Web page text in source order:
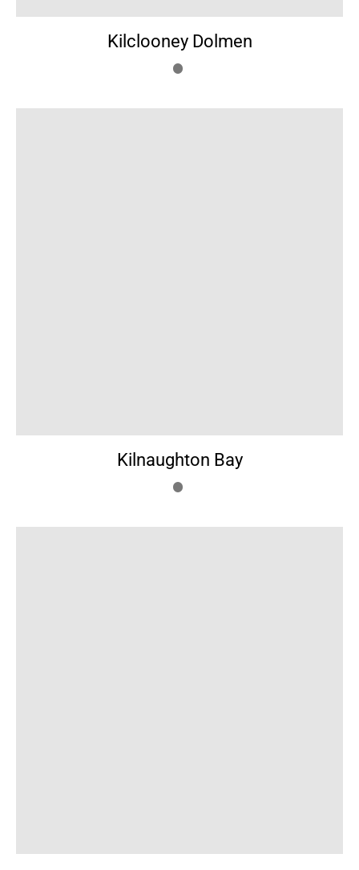
Kilclooney Dolmen
Kilnaughton Bay